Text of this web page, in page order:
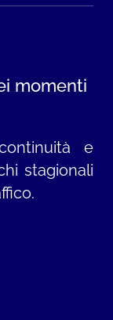
momenti
e
stagionali